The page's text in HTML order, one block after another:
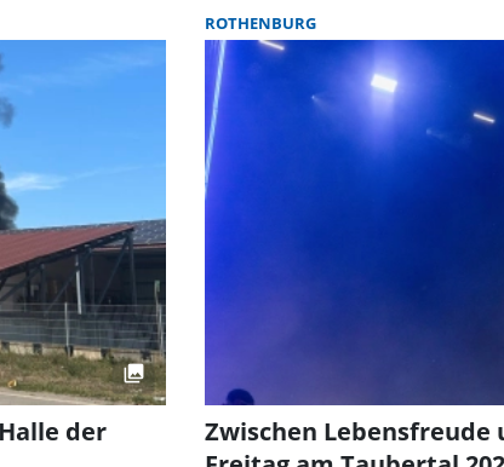
der
ROTHENBURG
Zwischen Lebensfreude